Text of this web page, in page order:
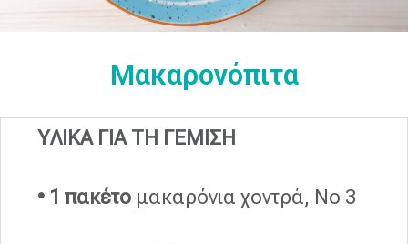
Μακαρονόπιτα
ΥΛΙΚΑ ΓΙΑ ΤΗ ΓΕΜΙΣΗ
• 1 πακέτο μακαρόνια χοντρά, Νο 3